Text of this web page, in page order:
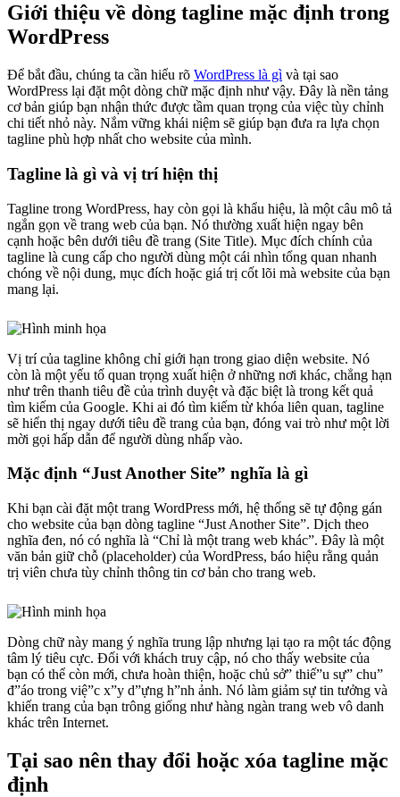
Giới thiệu về dòng tagline mặc định trong
WordPress
Để bắt đầu, chúng ta cần hiểu rõ WordPress là gì và tại sao
WordPress lại đặt một dòng chữ mặc định như vậy. Đây là nền tảng
cơ bản giúp bạn nhận thức được tầm quan trọng của việc tùy chỉnh
chi tiết nhỏ này. Nắm vững khái niệm sẽ giúp bạn đưa ra lựa chọn
tagline phù hợp nhất cho website của mình.
Tagline là gì và vị trí hiện thị
Tagline trong WordPress, hay còn gọi là khẩu hiệu, là một câu mô tả
ngắn gọn về trang web của bạn. Nó thường xuất hiện ngay bên
cạnh hoặc bên dưới tiêu đề trang (Site Title). Mục đích chính của
tagline là cung cấp cho người dùng một cái nhìn tổng quan nhanh
chóng về nội dung, mục đích hoặc giá trị cốt lõi mà website của bạn
mang lại.
Vị trí của tagline không chỉ giới hạn trong giao diện website. Nó
còn là một yếu tố quan trọng xuất hiện ở những nơi khác, chẳng hạn
như trên thanh tiêu đề của trình duyệt và đặc biệt là trong kết quả
tìm kiếm của Google. Khi ai đó tìm kiếm từ khóa liên quan, tagline
sẽ hiển thị ngay dưới tiêu đề trang của bạn, đóng vai trò như một lời
mời gọi hấp dẫn để người dùng nhấp vào.
Mặc định “Just Another Site” nghĩa là gì
Khi bạn cài đặt một trang WordPress mới, hệ thống sẽ tự động gán
cho website của bạn dòng tagline “Just Another Site”. Dịch theo
nghĩa đen, nó có nghĩa là “Chỉ là một trang web khác”. Đây là một
văn bản giữ chỗ (placeholder) của WordPress, báo hiệu rằng quản
trị viên chưa tùy chỉnh thông tin cơ bản cho trang web.
Dòng chữ này mang ý nghĩa trung lập nhưng lại tạo ra một tác động
tâm lý tiêu cực. Đối với khách truy cập, nó cho thấy website của
bạn có thể còn mới, chưa hoàn thiện, hoặc chủ sở” thiế”u sự” chu”
đ”áo trong việ”c x”y d”ựng h”nh ảnh. Nó làm giảm sự tin tưởng và
khiến trang của bạn trông giống như hàng ngàn trang web vô danh
khác trên Internet.
Tại sao nên thay đổi hoặc xóa tagline mặc
định